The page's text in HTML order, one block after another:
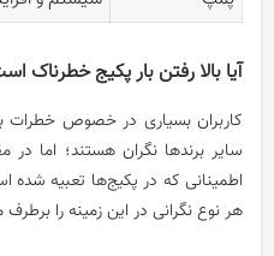
آیا بالا رفتن بار پکیج خطرناک
کاربران بسیاری در خصوص خطرات
سایر برندها نگران هستند؛ اما
اطمینانی که در پکیج‌ها تعبیه شده
هر نوع نگرانی در این زمینه را